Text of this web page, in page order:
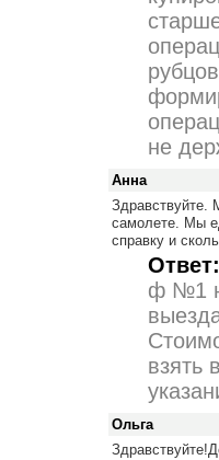
не
Анна
Здравствуйте.
самолете. Мы
справку и
Ответ:
ф №1
взять
Ольга